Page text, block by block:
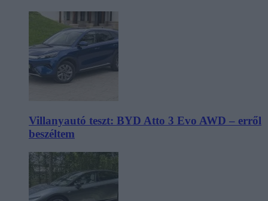
Villanyautó teszt: BYD Atto 3 Evo AWD – erről
beszéltem